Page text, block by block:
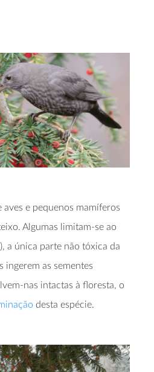
aves e pequenos mamíferos
Algumas limitam-se ao
a única parte não tóxica da
ingerem as sementes
nas intactas à floresta, o
desta espécie.